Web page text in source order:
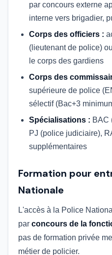
par concours externe
interne vers brigadier,
Corps des officiers :
(lieutenant de police)
le corps des gardiens
Corps des
supérieure de police
sélectif (Bac+3
Spécialisations : BAC
PJ (police judiciaire),
supplémentaires
Formation pour
Nationale
L'accès à la Police
par concours de la
pas de formation privée
métier de policier.